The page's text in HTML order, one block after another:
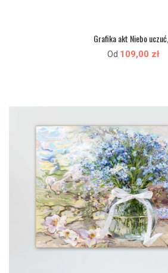
Grafika akt Niebo uczuć,...
Od 109,00 zł